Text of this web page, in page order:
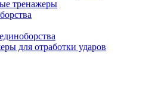
тренажеры
для отработки ударов